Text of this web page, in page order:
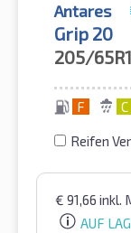
Antares
Grip 20
205/
F C
Reifen
€ 91,66 inkl.
AUF